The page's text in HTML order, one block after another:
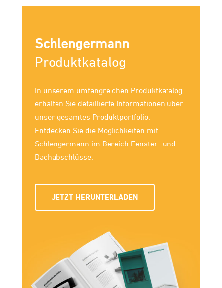
Schlengermann
Produktkatalog
In unserem umfang­reichen Produkt­katalog
erhalten Sie detaillierte Infor­mationen über
unser gesamtes Produkt­portfolio.
Entdecken Sie die Möglich­keiten mit
Schlengermann im Bereich Fenster- und
Dachab­schlüsse.
JETZT HERUNTERLADEN